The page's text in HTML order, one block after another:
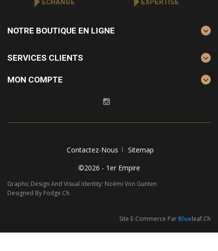
NOTRE BOUTIQUE EN LIGNE
SERVICES CLIENTS
MON COMPTE
Contactez-Nous
Sitemap
©2026 - 1er Empire
Graphic Design And Visual Identity: Noémi Von Gunten
Designed By Fodge.ch
Site E-Commerce Par BlueLeaf.ch